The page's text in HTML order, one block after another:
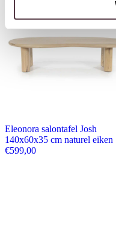
Eleonora salontafel Josh
140x60x35 cm naturel eiken
€599,00